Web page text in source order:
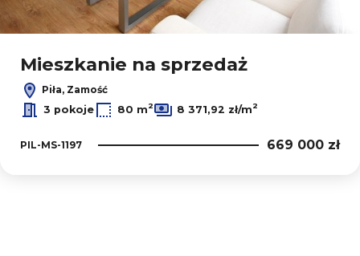
Mieszkanie na sprzedaż
Piła, Zamość
3 pokoje
80 m2 8 371,92 zł/m2
PIL-MS-1197 669 000 zł